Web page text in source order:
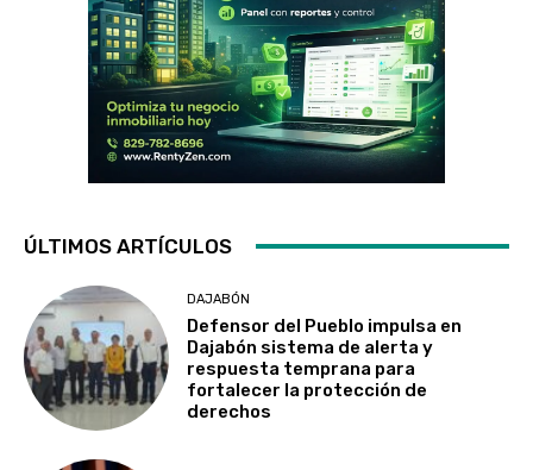
ÚLTIMOS ARTÍCULOS
DAJABÓN
Defensor del Pueblo impulsa en
Dajabón sistema de alerta y
respuesta temprana para
fortalecer la protección de
derechos